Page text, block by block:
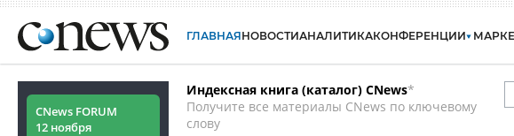
ГЛАВНАЯНОВОСТИАНАЛИТИКАКОНФЕРЕНЦИИ
CNews FORUM
12 ноября
Индексная книга (каталог) CNews*
Получите все материалы CNews по ключевому
слову